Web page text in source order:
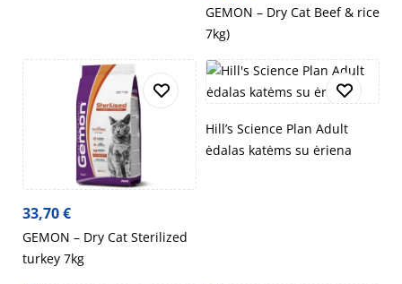
GEMON – Dry Cat Beef & rice
7kg)
33,70€
GEMON – Dry Cat Sterilized
turkey 7kg
Hill’s Science Plan Adult
ėdalas katėms su ėriena